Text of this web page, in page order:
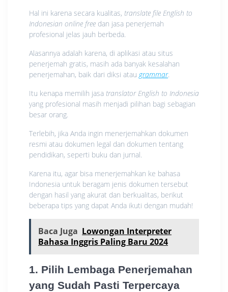
Hal ini karena secara kualitas, translate file English to
Indonesian online free dan jasa penerjemah
profesional jelas jauh berbeda.
Alasannya adalah karena, di aplikasi atau situs
penerjemah gratis, masih ada banyak kesalahan
penerjemahan, baik dari diksi atau grammar.
Itu kenapa memilih jasa translator English to Indonesia
yang profesional masih menjadi pilihan bagi sebagian
besar orang.
Terlebih, jika Anda ingin menerjemahkan dokumen
resmi atau dokumen legal dan dokumen tentang
pendidikan, seperti buku dan jurnal.
Karena itu, agar bisa menerjemahkan ke bahasa
Indonesia untuk beragam jenis dokumen tersebut
dengan hasil yang akurat dan berkualitas, berikut
beberapa tips yang dapat Anda ikuti dengan mudah!
Baca Juga Lowongan Interpreter
Bahasa Inggris Paling Baru 2024
1. Pilih Lembaga Penerjemahan
yang Sudah Pasti Terpercaya